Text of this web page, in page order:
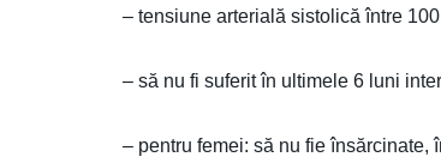
– tensiune arterială sistolică între
– să nu fi suferit în ultimele 6 luni
– pentru femei: să nu fie